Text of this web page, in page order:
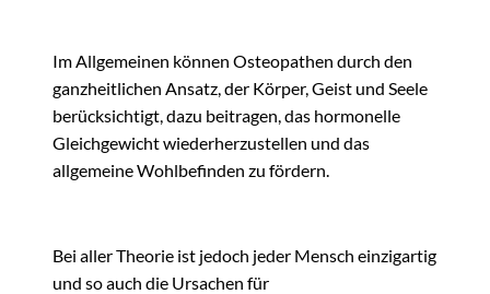
Im Allgemeinen können Osteopathen durch den
ganzheitlichen Ansatz, der Körper, Geist und Seele
berücksichtigt, dazu beitragen, das hormonelle
Gleichgewicht wiederherzustellen und das
allgemeine Wohlbefinden zu fördern.
Bei aller Theorie ist jedoch jeder Mensch einzigartig
und so auch die Ursachen für